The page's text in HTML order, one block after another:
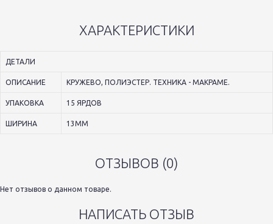
ХАРАКТЕРИСТИКИ
ДЕТАЛИ
ОПИСАНИЕ КРУЖЕВО, ПОЛИЭСТЕР. ТЕХНИКА - МАКРАМЕ.
УПАКОВКА 15 ЯРДОВ
ШИРИНА 13ММ
ОТЗЫВОВ (0)
Нет отзывов о данном товаре.
НАПИСАТЬ ОТЗЫВ